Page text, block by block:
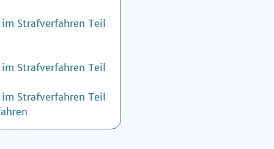
Strafverfahren Teil
Strafverfahren Teil
Strafverfahren Teil